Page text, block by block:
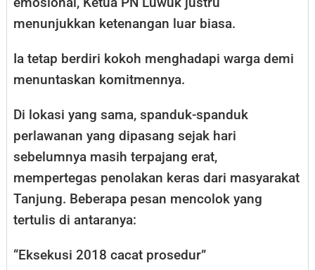
menunjukkan ketenangan luar biasa.
Ia tetap berdiri kokoh menghadapi warga demi
menuntaskan komitmennya.
Di lokasi yang sama, spanduk-spanduk
perlawanan yang dipasang sejak hari
sebelumnya masih terpajang erat,
mempertegas penolakan keras dari masyarakat
Tanjung. Beberapa pesan mencolok yang
tertulis di antaranya:
“Eksekusi 2018 cacat prosedur”